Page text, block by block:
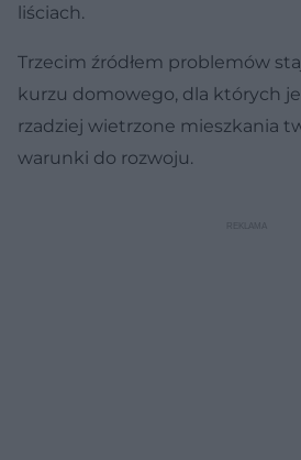
liściach.
Trzecim źródłem problemów
kurzu domowego, dla których
rzadziej wietrzone mieszkania
warunki do rozwoju.